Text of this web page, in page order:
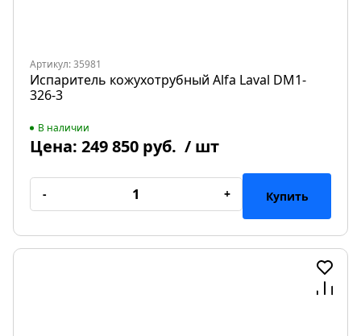
Артикул: 35981
Испаритель кожухотрубный Alfa Laval DM1-
326-3
В наличии
Цена: 249 850 руб. / шт
- + Купить